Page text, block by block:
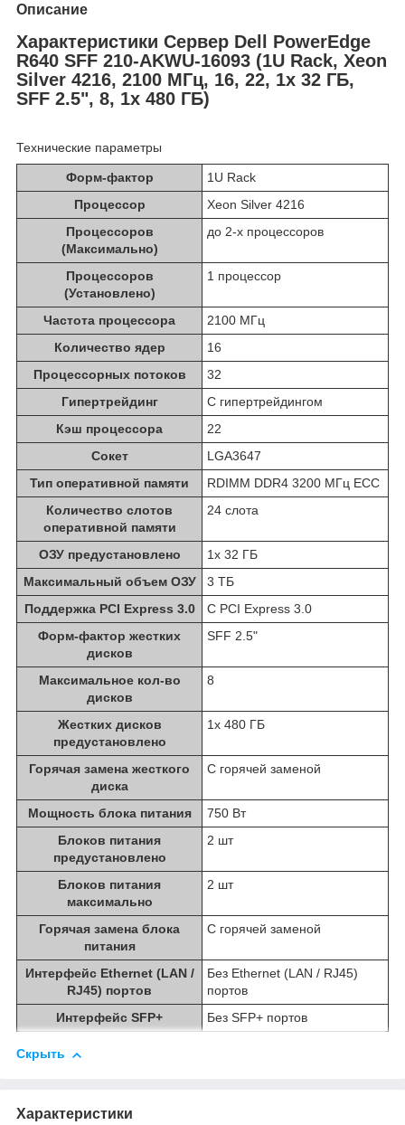
Описание
Характеристики Сервер Dell PowerEdge
R640 SFF 210-AKWU-16093 (1U Rack, Xeon
Silver 4216, 2100 МГц, 16, 22, 1x 32 ГБ,
SFF 2.5", 8, 1x 480 ГБ)
Технические параметры
Форм-фактор
1U Rack
Процессор
Xeon Silver 4216
Процессоров
(Максимально)
до 2-х процессоров
Процессоров
(Установлено)
1 процессор
Частота процессора
2100 МГц
Количество ядер
16
Процессорных потоков
32
Гипертрейдинг
С гипертрейдингом
Кэш процессора
22
Сокет
LGA3647
Тип оперативной памяти
RDIMM DDR4 3200 МГц ECC
Количество слотов
оперативной памяти
24 слота
ОЗУ предустановлено
1x 32 ГБ
Максимальный объем ОЗУ
3 ТБ
Поддержка PCI Express 3.0
С PCI Express 3.0
Форм-фактор жестких
дисков
SFF 2.5"
Максимальное кол-во
дисков
8
Жестких дисков
предустановлено
1x 480 ГБ
Горячая замена жесткого
диска
С горячей заменой
Мощность блока питания
750 Вт
Блоков питания
предустановлено
2 шт
Блоков питания
максимально
2 шт
Горячая замена блока
питания
С горячей заменой
Интерфейс Ethernet (LAN /
RJ45) портов
Без Ethernet (LAN / RJ45)
портов
Интерфейс SFP+
Без SFP+ портов
Скрыть
Характеристики